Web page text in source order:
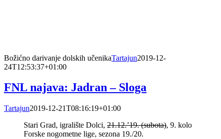
Božićno darivanje dolskih učenikaTartajun2019-12-
24T12:53:37+01:00
FNL najava: Jadran – Sloga
Tartajun2019-12-21T08:16:19+01:00
Stari Grad, igralište Dolci, 21.12.’19. (subota), 9. kolo
Forske nogometne lige, sezona 19./20.